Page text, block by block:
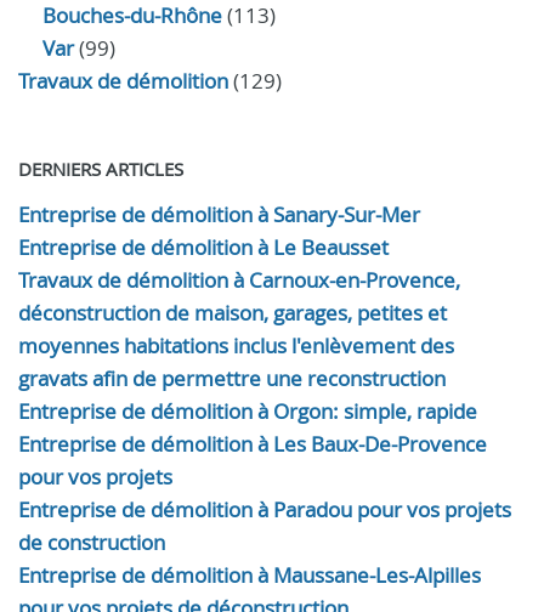
Bouches-du-Rhône(113)
Var(99)
Travaux de démolition(129)
DERNIERS ARTICLES
Entreprise de démolition à Sanary-Sur-Mer
Entreprise de démolition à Le Beausset
Travaux de démolition à Carnoux-en-Provence,
déconstruction de maison, garages, petites et
moyennes habitations inclus l'enlèvement des
gravats afin de permettre une reconstruction
Entreprise de démolition à Orgon: simple, rapide
Entreprise de démolition à Les Baux-De-Provence
pour vos projets
Entreprise de démolition à Paradou pour vos projets
de construction
Entreprise de démolition à Maussane-Les-Alpilles